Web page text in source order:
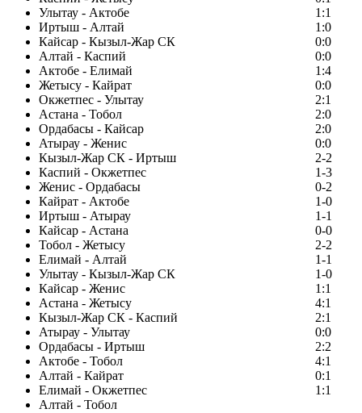
Улытау - Актобе
1:1
Иртыш - Алтай
1:0
Кайсар - Кызыл-Жар СК
0:0
Алтай - Каспий
0:0
Актобе - Елимай
1:4
Жетысу - Кайрат
0:0
Окжетпес - Улытау
2:1
Астана - Тобол
2:0
Ордабасы - Кайсар
2:0
Атырау - Женис
0:0
Кызыл-Жар СК - Иртыш
2-2
Каспий - Окжетпес
1-3
Женис - Ордабасы
0-2
Кайрат - Актобе
1-0
Иртыш - Атырау
1-1
Кайсар - Астана
0-0
Тобол - Жетысу
2-2
Елимай - Алтай
1-1
Улытау - Кызыл-Жар СК
1-0
Кайсар - Женис
1:1
Астана - Жетысу
4:1
Кызыл-Жар СК - Каспий
2:1
Атырау - Улытау
0:0
Ордабасы - Иртыш
2:2
Актобе - Тобол
4:1
Алтай - Кайрат
0:1
Елимай - Окжетпес
1:1
Алтай - Тобол